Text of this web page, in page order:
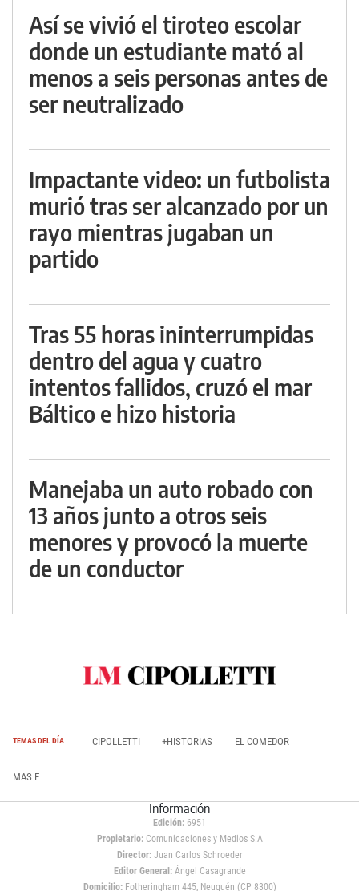
Así se vivió el tiroteo escolar
donde un estudiante mató al
menos a seis personas antes de
ser neutralizado
Impactante video: un futbolista
murió tras ser alcanzado por un
rayo mientras jugaban un
partido
Tras 55 horas ininterrumpidas
dentro del agua y cuatro
intentos fallidos, cruzó el mar
Báltico e hizo historia
Manejaba un auto robado con
13 años junto a otros seis
menores y provocó la muerte
de un conductor
TEMAS DEL DÍA CIPOLLETTI +HISTORIAS EL COMEDOR
MAS E
Información
Edición: 6951
Propietario:Comunicaciones y Medios S.A
Director: Juan Carlos Schroeder
Editor General:Ángel Casagrande
Domicilio:Fotheringham 445, Neuquén (CP 8300)